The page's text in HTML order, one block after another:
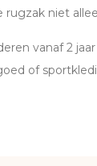
rugzak niet
vanaf 2
of